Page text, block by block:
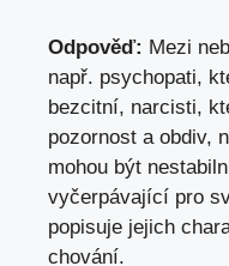
Odpověď: Mezi
např. psychopati,
bezcitní, narcisti,
pozornost a obdiv,
mohou být
vyčerpávající pro
popisuje jejich
chování.